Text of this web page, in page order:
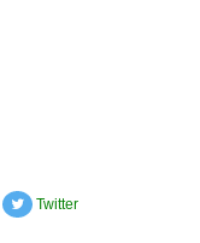
Twitter